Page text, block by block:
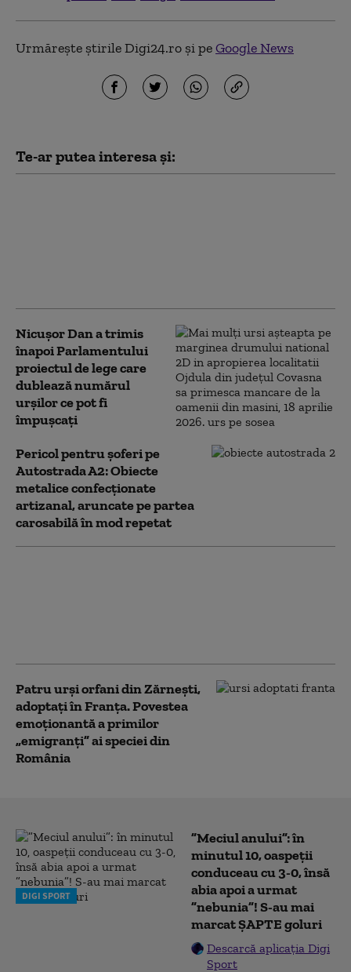
Urmărește știrile Digi24.ro și peGoogle News
Te-ar putea interesa și:
Nicușor Dan a trimis
înapoi Parlamentului
proiectul de lege care
dublează numărul
urșilor ce pot fi
împușcați
Pericol pentru şoferi pe
Autostrada A2: Obiecte
metalice confecţionate
artizanal, aruncate pe partea
carosabilă în mod repetat
Patru urși orfani din Zărnești,
adoptați în Franța. Povestea
emoționantă a primilor
„emigranți” ai speciei din
România
DIGI SPORT
”Meciul anului”: în
minutul 10, oaspeții
conduceau cu 3-0, însă
abia apoi a urmat
”nebunia”! S-au mai
marcat ȘAPTE goluri
Descarcă aplicația Digi
Sport